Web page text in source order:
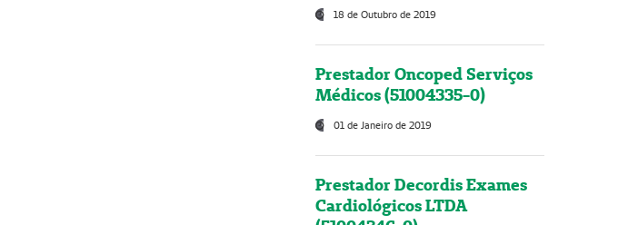
18 de Outubro de 2019
Prestador Oncoped Serviços
Médicos (51004335-0)
01 de Janeiro de 2019
Prestador Decordis Exames
Cardiológicos LTDA